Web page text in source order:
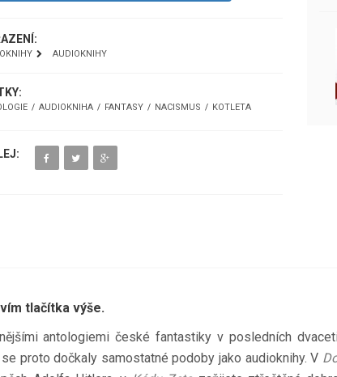
AUDIOKNIHY
AUDIOKNIHA FANTASY NACISMUS KOTLETA
tlačítka výše.
antologiemi české fantastiky v posledních
se proto dočkaly samostatné podoby jako audioknihy. V